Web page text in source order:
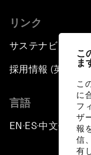
こ
ま
こ
に
フ
ザ
報
信
有
リンク
サステナビリティ
採用情報 (英語のみ)
言語
EN ▪ES▪中文▪ 日本語